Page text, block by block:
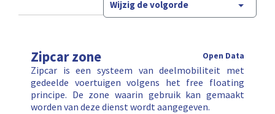
Wijzig de volgorde
Zipcar zone Open Data
Zipcar is een systeem van deelmobiliteit met
gedeelde voertuigen volgens het free floating
principe. De zone waarin gebruik kan gemaakt
worden van deze dienst wordt aangegeven.